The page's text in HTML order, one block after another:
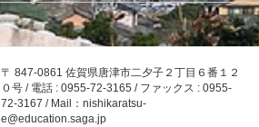
〒 847-0861 佐賀県唐津市二夕子２丁目６番１２
０号 / 電話 : 0955-72-3165 / ファックス : 0955-
72-3167 / Mail：nishikaratsu-
e@education.saga.jp